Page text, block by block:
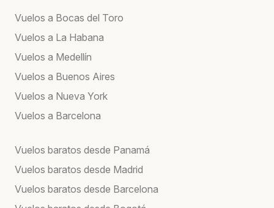
Vuelos a Bocas del Toro
Vuelos a La Habana
Vuelos a Medellín
Vuelos a Buenos Aires
Vuelos a Nueva York
Vuelos a Barcelona
Vuelos baratos desde Panamá
Vuelos baratos desde Madrid
Vuelos baratos desde Barcelona